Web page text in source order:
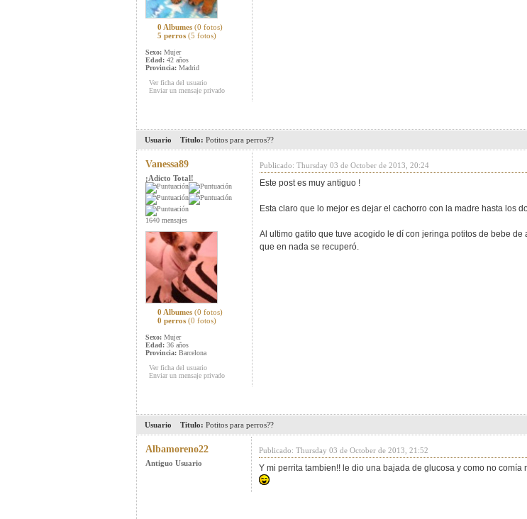
0 Albumes (0 fotos)
5 perros (5 fotos)
Sexo: Mujer
Edad: 42 años
Provincia: Madrid
Ver ficha del usuario
Enviar un mensaje privado
Usuario Titulo: Potitos para perros??
Vanessa89
¡Adicto Total!
1640 mensajes
0 Albumes (0 fotos)
0 perros (0 fotos)
Sexo: Mujer
Edad: 36 años
Provincia: Barcelona
Ver ficha del usuario
Enviar un mensaje privado
Publicado: Thursday 03 de October de 2013, 20:24
Este post es muy antiguo !
Esta claro que lo mejor es dejar el cachorro con la madre hasta los
Al ultimo gatito que tuve acogido le dí con jeringa potitos de bebe
que en nada se recuperó.
Usuario Titulo: Potitos para perros??
Albamoreno22
Antiguo Usuario
Publicado: Thursday 03 de October de 2013, 21:52
Y mi perrita tambien!! le dio una bajada de glucosa y como no